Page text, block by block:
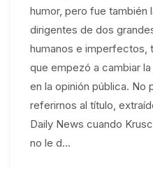
humor, pero fue también
dirigentes de dos
humanos e imperfectos,
que empezó a cambiar
en la opinión pública. No
referirnos al título,
Daily News cuando
no le d...